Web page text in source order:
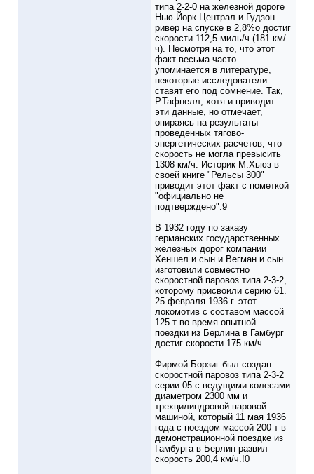
типа 2-2-0 на железной дороге
Нью-Йорк Централ и Гудзон
ривер на спуске в 2,8%о достиг
скорости 112,5 миль/ч (181 км/
ч). Несмотря на то, что этот
факт весьма часто
упоминается в литературе,
некоторые исследователи
ставят его под сомнение. Так,
Р.Тафнелл, хотя и приводит
эти данные, но отмечает,
опираясь на результаты
проведенных тягово-
энергетических расчетов, что
скорость не могла превысить
1308 км/ч. Историк М.Хьюз в
своей книге "Рельсы 300"
приводит этот факт с пометкой
"официально не
подтверждено".9
В 1932 году по заказу
германских государственных
железных дорог компании
Хеншел и сын и Вегман и сын
изготовили совместно
скоростной паровоз типа 2-3-2,
которому присвоили серию 61.
25 февраля 1936 г. этот
локомотив с составом массой
125 т во время опытной
поездки из Берлина в Гамбург
достиг скорости 175 км/ч.
Фирмой Борзиг был создан
скоростной паровоз типа 2-3-2
серии 05 с ведущими колесами
диаметром 2300 мм и
трехцилиндровой паровой
машиной, который 11 мая 1936
года с поездом массой 200 т в
демонстрационной поездке из
Гамбурга в Берлин развил
скорость 200,4 км/ч.!0